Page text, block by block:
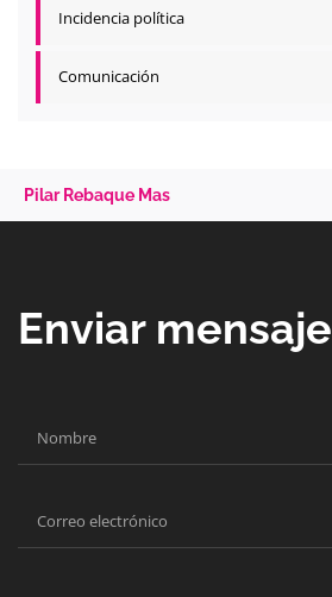
Incidencia política
Comunicación
Pilar Rebaque Mas
Enviar mensaje_